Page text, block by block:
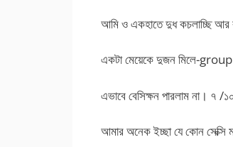
আমি ও একহাতে দুধ কচলাচ্ছি আর
একটা মেয়েকে দুজন মিলে-
এভাবে বেসিক্ষন পারলাম না। ৭
আমার অনেক ইচ্ছা যে কোন সেক্সি